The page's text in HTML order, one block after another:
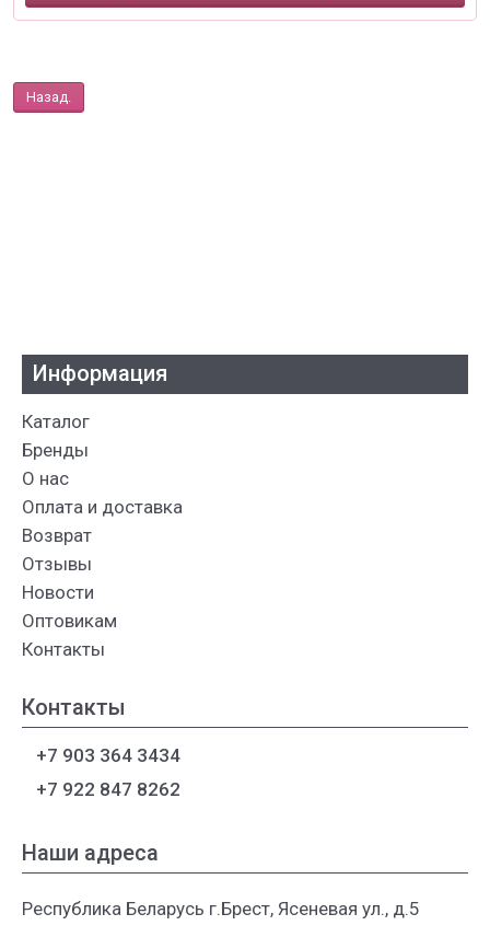
Назад.
Информация
Каталог
Бренды
О нас
Оплата и доставка
Возврат
Отзывы
Новости
Оптовикам
Контакты
Контакты
+7 903 364 3434
+7 922 847 8262
Наши адреса
Республика Беларусь г.Брест, Ясеневая ул., д.5